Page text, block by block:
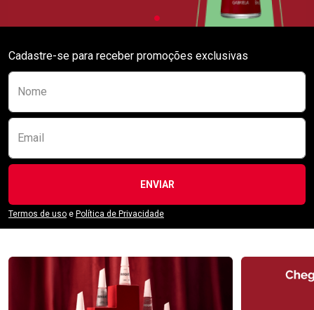
Cadastre-se para receber promoções exclusivas
Nome
Email
ENVIAR
Termos de uso e Política de Privacidade